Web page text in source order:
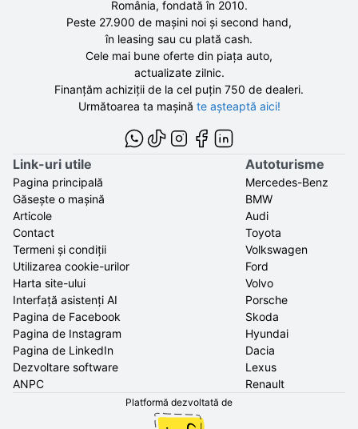
România, fondată în 2010.
Peste 27.900 de mașini noi și second hand,
în leasing sau cu plată cash.
Cele mai bune oferte din piața auto,
actualizate zilnic.
Finanțăm achiziții de la cel puțin 750 de dealeri.
Următoarea ta mașină te așteaptă aici!
Link-uri utile
Pagina principală
Găsește o mașină
Articole
Contact
Termeni și condiții
Utilizarea cookie-urilor
Harta site-ului
Interfață asistenți AI
Pagina de Facebook
Pagina de Instagram
Pagina de LinkedIn
Dezvoltare software
ANPC
Autoturisme
Mercedes-Benz
BMW
Audi
Toyota
Volkswagen
Ford
Volvo
Porsche
Skoda
Hyundai
Dacia
Lexus
Renault
Platformă dezvoltată de